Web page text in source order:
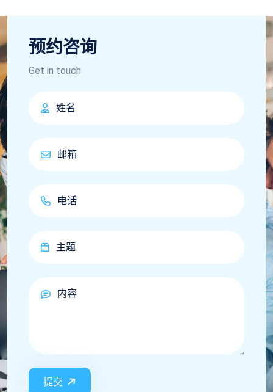
预约咨询
Get in touch
提交